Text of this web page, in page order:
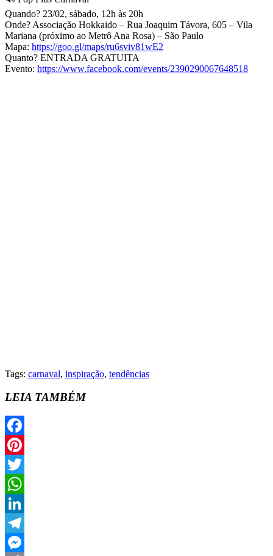
Quando? 23/02, sábado, 12h às 20h
Onde? Associação Hokkaido – Rua Joaquim Távora, 605 – Vila
Mariana (próximo ao Metrô Ana Rosa) – São Paulo
Mapa: https://goo.gl/maps/ru6sviv81wE2
Quanto? ENTRADA GRATUITA
Evento: https://www.facebook.com/events/2390290067648518
Tags: carnaval, inspiração, tendências
LEIA TAMBÉM
Facebook
Pinterest
Twitter
WhatsApp
LinkedIn
Telegram